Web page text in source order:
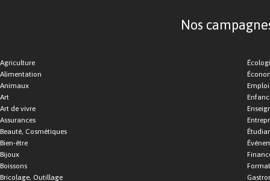
Nos
Agriculture
Alimentation
Animaux
Art
Art de vivre
Assurances
Beauté, Cosmétiques
Bien-être
Bijoux
Boissons
Bricolage, Outillage
Emploi